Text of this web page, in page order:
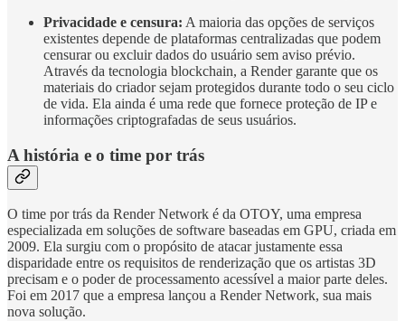
Privacidade e censura: A maioria das opções de serviços
existentes depende de plataformas centralizadas que podem
censurar ou excluir dados do usuário sem aviso prévio.
Através da tecnologia blockchain, a Render garante que os
materiais do criador sejam protegidos durante todo o seu ciclo
de vida. Ela ainda é uma rede que fornece proteção de IP e
informações criptografadas de seus usuários.
A história e o time por trás
O time por trás da Render Network é da OTOY, uma empresa
especializada em soluções de software baseadas em GPU, criada em
2009. Ela surgiu com o propósito de atacar justamente essa
disparidade entre os requisitos de renderização que os artistas 3D
precisam e o poder de processamento acessível a maior parte deles.
Foi em 2017 que a empresa lançou a Render Network, sua mais
nova solução.